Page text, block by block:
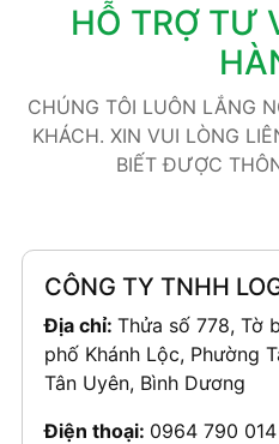
HỖ TRỢ TƯ
CHÚNG TÔI LUÔN LẮNG
KHÁCH. XIN VUI LÒNG
BIẾT ĐƯỢC
CÔNG TY TNHH
Địa chỉ: Thửa số 778, Tờ
phố Khánh Lộc, Phường
Tân Uyên, Bình Dương
Điện thoại: 0964 790 014